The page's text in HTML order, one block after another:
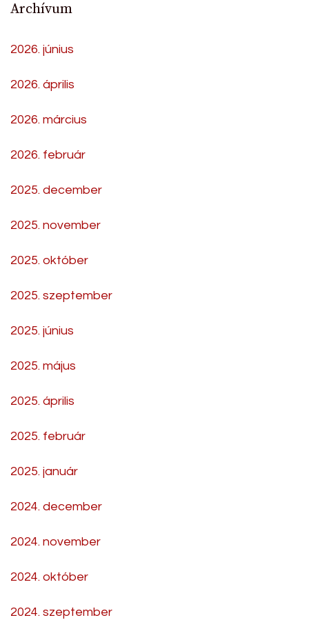
Archívum
2026. június
2026. április
2026. március
2026. február
2025. december
2025. november
2025. október
2025. szeptember
2025. június
2025. május
2025. április
2025. február
2025. január
2024. december
2024. november
2024. október
2024. szeptember